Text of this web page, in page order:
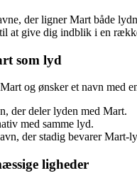
der ligner Mart både
at give dig indblik i en
som lyd
og ønsker et navn med
der deler lyden med Mart.
med samme lyd.
der stadig bevarer Mart-
ligheder